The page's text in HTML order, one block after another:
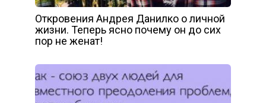
Откровения Андрея Данилко о личной
жизни. Теперь ясно почему он до сих
пор не женат!